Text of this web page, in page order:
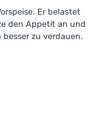
Er belastet
den Appetit an und
zu verdauen.